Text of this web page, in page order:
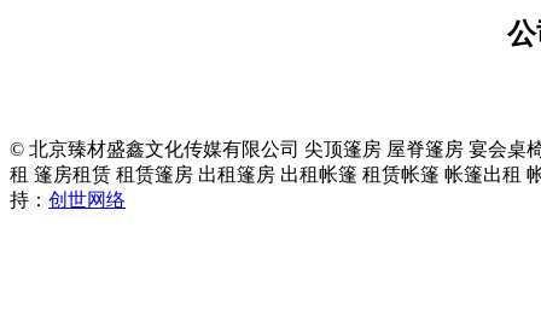
© 北京臻材盛鑫文化传媒有限公司 尖顶篷房 屋脊篷房 宴会桌
租 篷房租赁 租赁篷房 出租篷房 出租帐篷 租赁帐篷 帐篷出租
持： 创世网络